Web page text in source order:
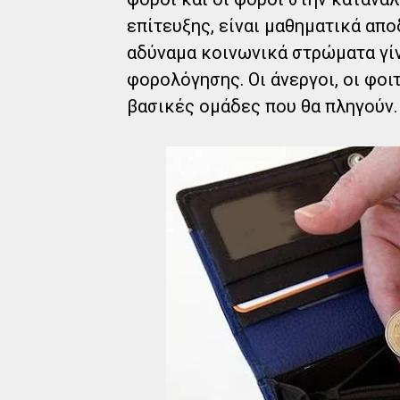
επίτευξης, είναι μαθηματικά
αδύναμα κοινωνικά στρώματα
φορολόγησης. Οι άνεργοι, οι
βασικές ομάδες που θα πληγούν.